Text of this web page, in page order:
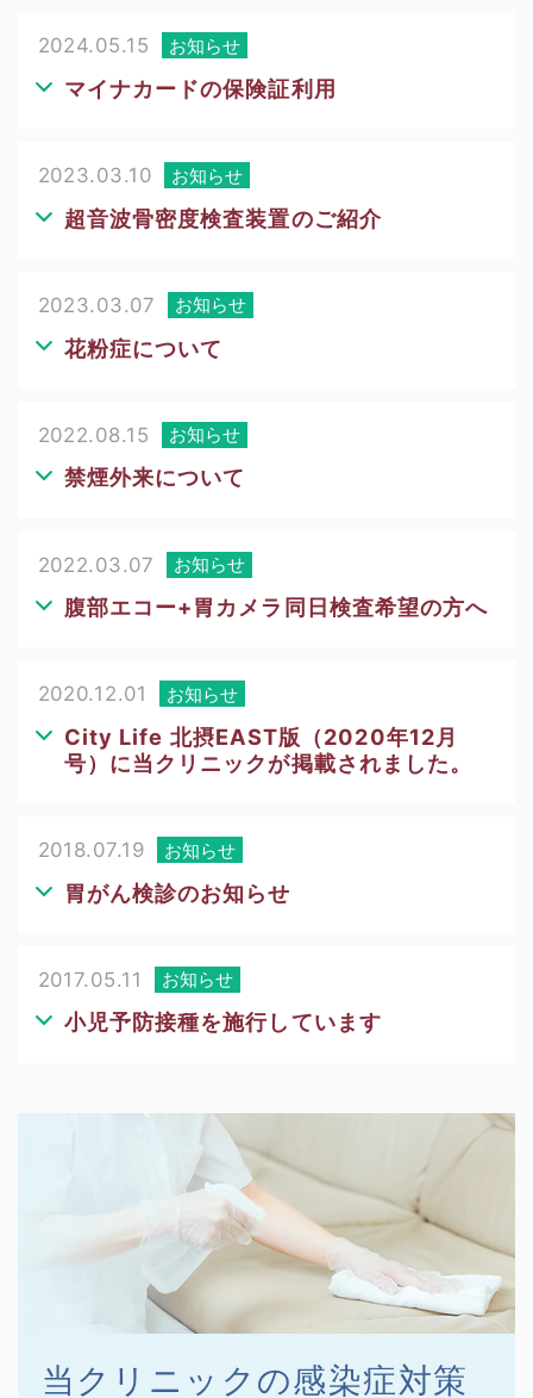
マイナカードの保険証利用
2024.05.15 お知らせ
超音波骨密度検査装置のご紹介
2023.03.10 お知らせ
花粉症について
2023.03.07 お知らせ
禁煙外来について
2022.08.15 お知らせ
腹部エコー+胃カメラ同日検査希望の方へ
2022.03.07 お知らせ
City Life 北摂EAST版（2020年12月
号）に当クリニックが掲載されました。
2020.12.01 お知らせ
胃がん検診のお知らせ
2018.07.19 お知らせ
小児予防接種を施行しています
2017.05.11 お知らせ
当クリニックの感染症対策